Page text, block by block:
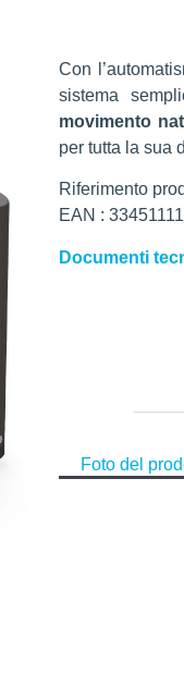
Con
sistema
movimento
per tutta la sua
Riferimento
EAN :
Documenti
Foto del